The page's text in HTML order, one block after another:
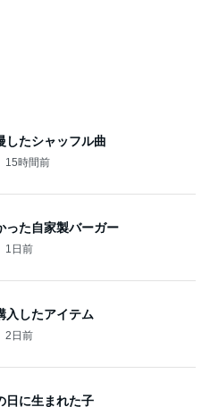
したシャッフル曲
15時間前
った自家製バーガー
1日前
入したアイテム
2日前
日に生まれた子